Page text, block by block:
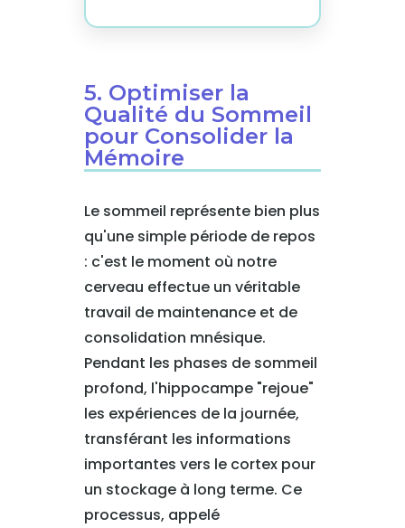
5. Optimiser la
Qualité du Sommeil
pour Consolider la
Mémoire
Le sommeil représente bien plus
qu'une simple période de repos
: c'est le moment où notre
cerveau effectue un véritable
travail de maintenance et de
consolidation mnésique.
Pendant les phases de sommeil
profond, l'hippocampe "rejoue"
les expériences de la journée,
transférant les informations
importantes vers le cortex pour
un stockage à long terme. Ce
processus, appelé